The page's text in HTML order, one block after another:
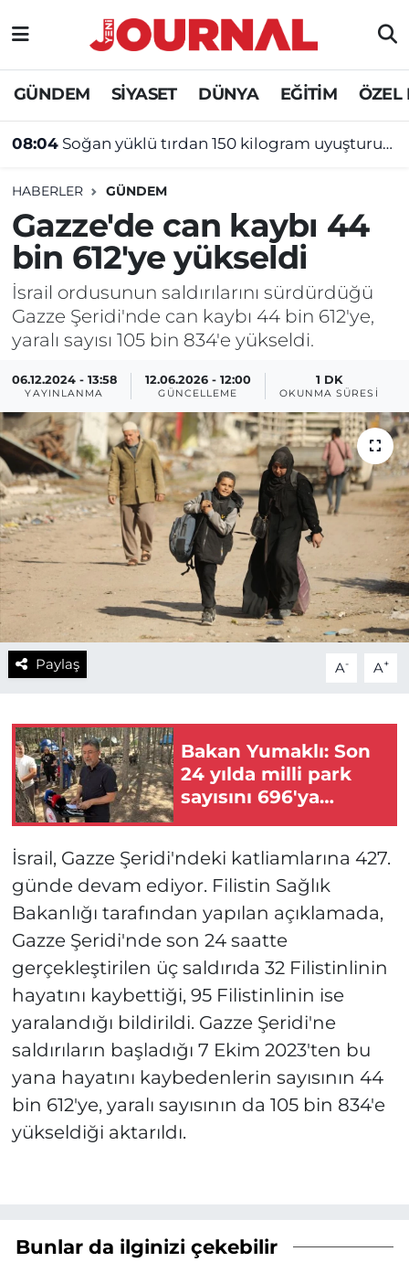
GÜNDEM SİYASET DÜNYA EĞİTİM ÖZEL
08:04 Soğan yüklü tırdan 150 kilogram uyuşturucu çıktı
HABERLER GÜNDEM
Gazze'de can kaybı 44
bin 612'ye yükseldi
İsrail ordusunun saldırılarını sürdürdüğü
Gazze Şeridi'nde can kaybı 44 bin 612'ye,
yaralı sayısı 105 bin 834'e yükseldi.
06.12.2024 - 13:58
YAYINLANMA
12.06.2026 - 12:00
GÜNCELLEME
1 DK
OKUNMA SÜRESI
Paylaş A- A+
Bakan Yumaklı: Son
24 yılda milli park
sayısını 696'ya
İsrail, Gazze Şeridi'ndeki katliamlarına 427.
günde devam ediyor. Filistin Sağlık
Bakanlığı tarafından yapılan açıklamada,
Gazze Şeridi'nde son 24 saatte
gerçekleştirilen üç saldırıda 32 Filistinlinin
hayatını kaybettiği, 95 Filistinlinin ise
yaralandığı bildirildi. Gazze Şeridi'ne
saldırıların başladığı 7 Ekim 2023'ten bu
yana hayatını kaybedenlerin sayısının 44
bin 612'ye, yaralı sayısının da 105 bin 834'e
yükseldiği aktarıldı.
Bunlar da ilginizi çekebilir
GÜNDEM
SİYASET
DÜNYA
EĞİTİM
ÖZEL HABER
Nöbetçi Eczaneler
Hava Durumu
Süper Lig Puan Durumu ve Fikstür
Tüm Manşetler
Son Dakika Haberleri
Haber Arşivi